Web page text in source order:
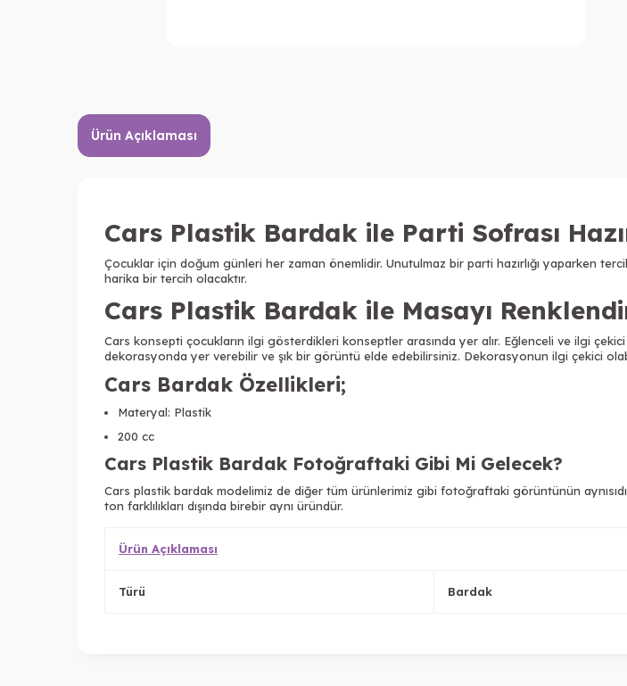
Ürün Açıklaması
Cars Plastik Bardak ile Parti Sofrası
Çocuklar için doğum günleri her zaman önemlidir. Unutulmaz bir parti hazırlığı yaparken
harika bir tercih olacaktır.
Cars Plastik Bardak ile Masayı
Cars konsepti çocukların ilgi gösterdikleri konseptler arasında yer alır. Eğlenceli ve ilgi
dekorasyonda yer verebilir ve şık bir görüntü elde edebilirsiniz. Dekorasyonun ilgi çekici
Cars Bardak Özellikleri;
Materyal: Plastik
200 cc
Cars Plastik Bardak Fotoğraftaki Gibi Mi Gelecek?
Cars plastik bardak modelimiz de diğer tüm ürünlerimiz gibi fotoğraftaki görüntünün
ton farklılıkları dışında birebir aynı üründür.
Ürün Açıklaması
Türü Bardak